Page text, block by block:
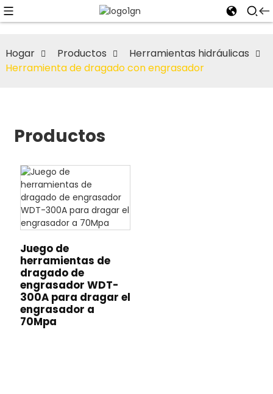
Hogar Productos
Herramientas hidráulicas
Herramienta de dragado con engrasador
Productos
Juego de
herramientas de
dragado de
engrasador WDT-
300A para dragar el
engrasador a
70Mpa